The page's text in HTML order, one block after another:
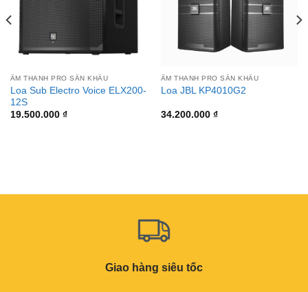
ÂM THANH PRO SÂN KHẤU
Loa Sub Electro Voice ELX200-
12S
19.500.000 ₫
ÂM THANH PRO SÂN KHẤU
Loa JBL KP4010G2
34.200.000 ₫
Giao hàng siêu tốc